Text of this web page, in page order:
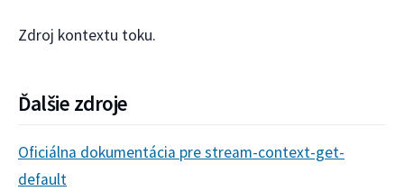
Zdroj kontextu toku.
Ďalšie zdroje
Oficiálna dokumentácia pre stream-context-get-
default